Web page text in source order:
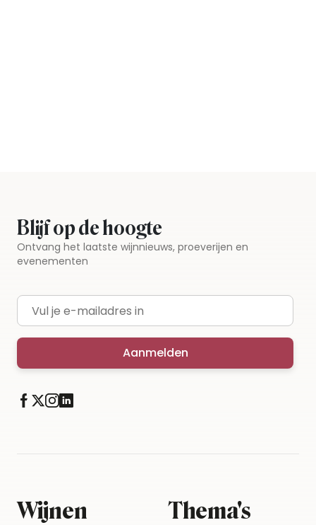
Blijf op de hoogte
Ontvang het laatste wijnnieuws, proeverijen en
evenementen
E-mailadres
Aanmelden
Wijnen Thema's